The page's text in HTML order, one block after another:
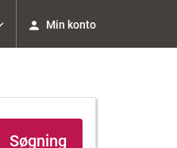
Min konto
Søgning